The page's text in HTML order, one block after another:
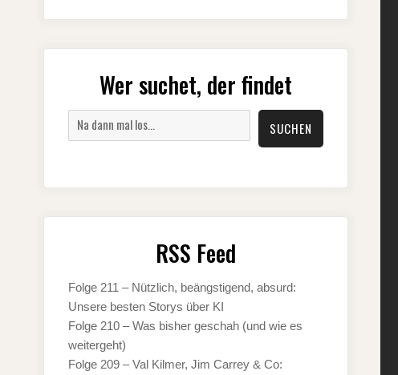
Wer suchet, der findet
Suchen
SUCHEN
RSS Feed
Folge 211 – Nützlich, beängstigend, absurd:
Unsere besten Storys über KI
Folge 210 – Was bisher geschah (und wie es
weitergeht)
Folge 209 – Val Kilmer, Jim Carrey & Co: